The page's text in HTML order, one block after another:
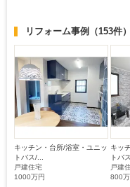
リフォーム事例 （153件）
キッチン・台所/浴室・ユニッ
トバス/...
戸建住宅
1000万円
キッ
トバ
戸建
800